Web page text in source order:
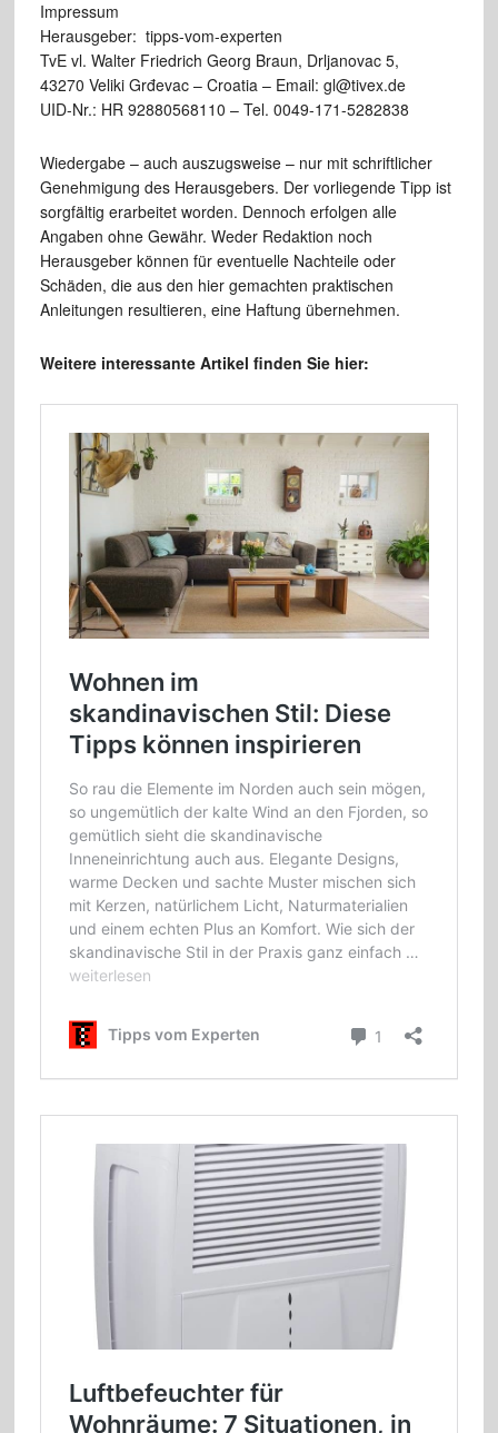
Impressum
Herausgeber: tipps-vom-experten
TvE vl. Walter Friedrich Georg Braun, Drljanovac 5,
43270 Veliki Grđevac – Croatia – Email: gl@tivex.de
UID-Nr.: HR 92880568110 – Tel. 0049-171-5282838
Wiedergabe – auch auszugsweise – nur mit schriftlicher
Genehmigung des Herausgebers. Der vorliegende Tipp ist
sorgfältig erarbeitet worden. Dennoch erfolgen alle
Angaben ohne Gewähr. Weder Redaktion noch
Herausgeber können für eventuelle Nachteile oder
Schäden, die aus den hier gemachten praktischen
Anleitungen resultieren, eine Haftung übernehmen.
Weitere interessante Artikel finden Sie hier: